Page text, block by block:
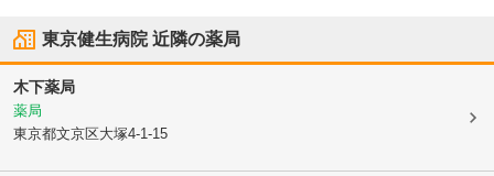
東京健生病院近隣の薬局
木下薬局
薬局
東京都文京区大塚4-1-15